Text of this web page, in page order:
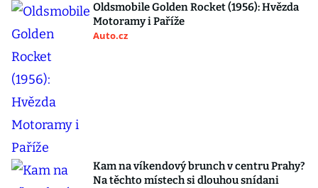
Oldsmobile Golden Rocket (1956): Hvězda
Motoramy i Paříže
Auto.cz
Kam na víkendový brunch v centru Prahy?
Na těchto místech si dlouhou snídani